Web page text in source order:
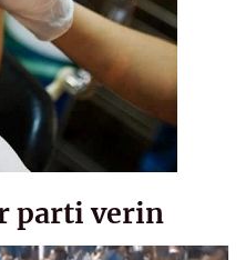
parti verin